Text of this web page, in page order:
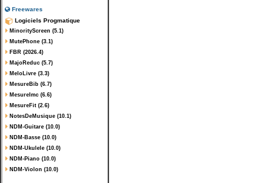
Freewares
Logiciels Progmatique
MinorityScreen (5.1)
MutePhone (3.1)
FBR (2026.4)
MajoReduc (5.7)
MeloLivre (3.3)
MesureBib (6.7)
MesureImc (6.6)
MesureFit (2.6)
NotesDeMusique (10.1)
NDM-Guitare (10.0)
NDM-Basse (10.0)
NDM-Ukulele (10.0)
NDM-Piano (10.0)
NDM-Violon (10.0)